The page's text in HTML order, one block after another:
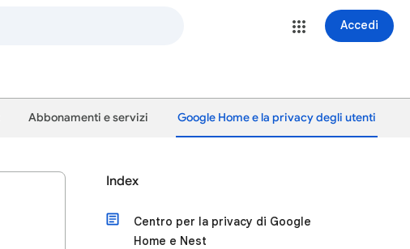
Accedi
Abbonamenti e servizi Google Home e la privacy degli utenti
Index
Centro per la privacy di Google
Home e Nest